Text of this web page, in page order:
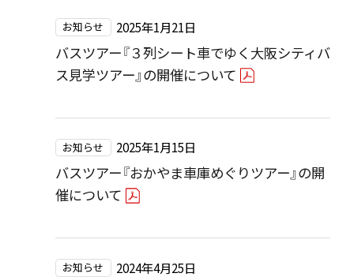
お知らせ 2025年1月21日
バスツアー『３列シート車でゆく大阪シティバ
ス見学ツアー』の開催について
お知らせ 2025年1月15日
バスツアー『おかやま車庫めぐりツアー』の開
催について
お知らせ 2024年4月25日